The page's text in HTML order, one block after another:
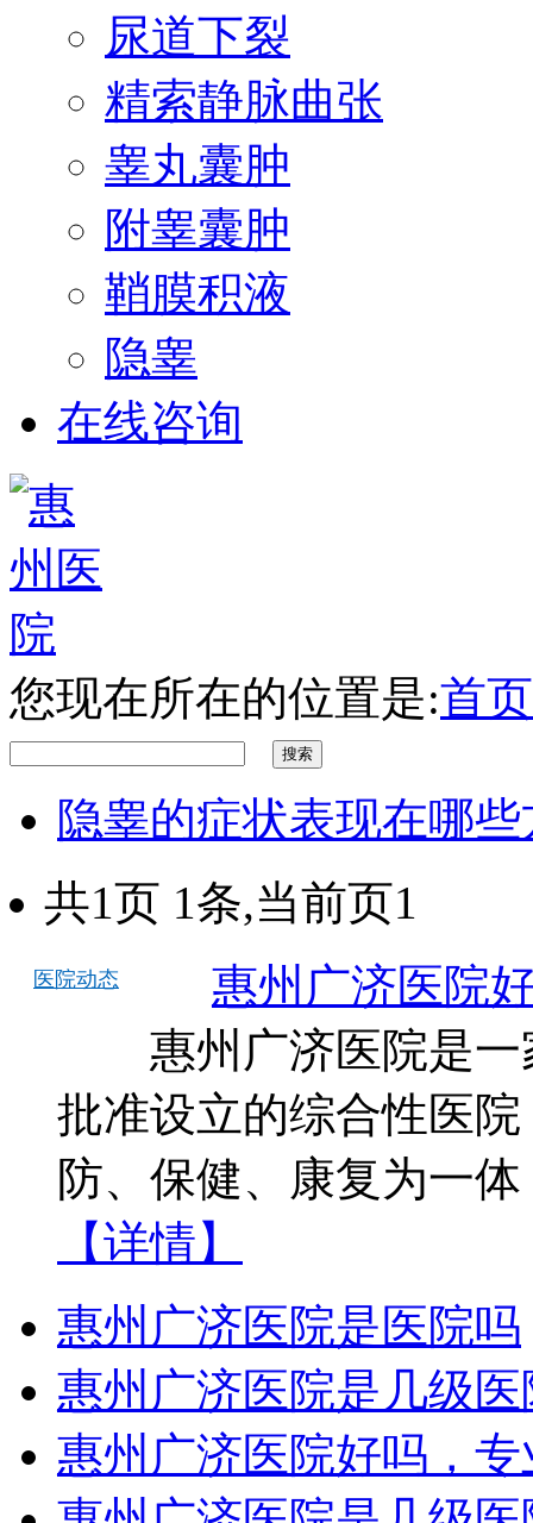
尿道下裂
精索静脉曲张
睾丸囊肿
附睾囊肿
鞘膜积液
隐睾
在线咨询
您现在所在的位置是:首页
隐睾的症状表现在哪
共1页 1条,当前页1
医院动态
惠州广济医院
惠州广济医院是一
批准设立的综合性医
防、保健、康复为一
【详情】
惠州广济医院是医院吗
惠州广济医院是几级医
惠州广济医院好吗，专